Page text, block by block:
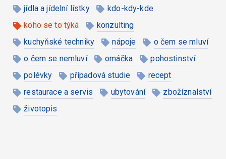
jídla a jídelní lístky
kdo-kdy-kde
koho se to týká
konzulting
kuchyňské techniky
nápoje
o čem se mluví
o čem se nemluví
omáčka
pohostinství
polévky
případová studie
recept
restaurace a servis
ubytování
zbožíznalství
životopis